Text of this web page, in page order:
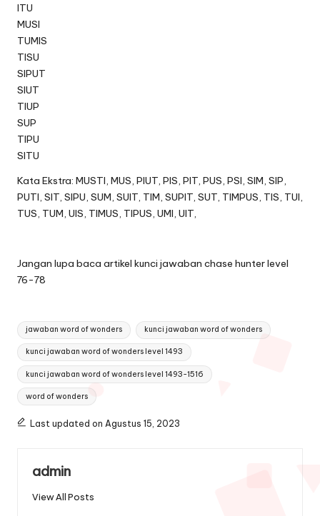
ITU
MUSI
TUMIS
TISU
SIPUT
SIUT
TIUP
SUP
TIPU
SITU
Kata Ekstra: MUSTI, MUS, PIUT, PIS, PIT, PUS, PSI, SIM, SIP,
PUTI, SIT, SIPU, SUM, SUIT, TIM, SUPIT, SUT, TIMPUS, TIS, TUI,
TUS, TUM, UIS, TIMUS, TIPUS, UMI, UIT,
Jangan lupa baca artikel kunci jawaban chase hunter level
76-78
Tags:
jawaban word of wonders kunci jawaban word of wonders
kunci jawaban word of wonders level 1493
kunci jawaban word of wonders level 1493-1516
word of wonders
Last updated on Agustus 15, 2023
admin
View All Posts